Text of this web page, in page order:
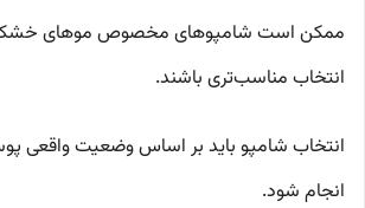
ممکن است شامپوهای مخصوص موهای خشک
انتخاب مناسب‌تری باشند.
انتخاب شامپو باید بر اساس وضعیت واقعی
انجام شود.